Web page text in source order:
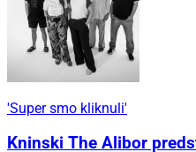
'Super smo kliknuli'
Kninski The Alibor